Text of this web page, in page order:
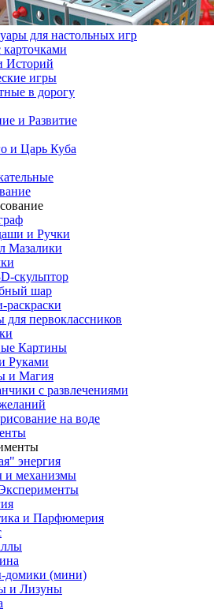
для настольных игр
Историй
игры
в дорогу
и Развитие
и Царь Куба
и Ручки
Мазалики
скульптор
шар
для первоклассников
Картины
Руками
и Магия
с развлечениями
на воде
энергия
и механизмы
и Парфюмерия
(мини)
и Лизуны